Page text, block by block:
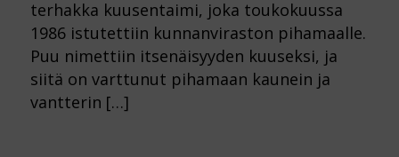
terhakka kuusentaimi, joka toukokuussa
1986 istutettiin kunnanviraston pihamaalle.
Puu nimettiin itsenäisyyden kuuseksi, ja
siitä on varttunut pihamaan kaunein ja
vantterin […]